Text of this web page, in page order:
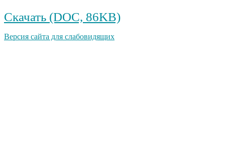
Скачать (DOC, 86KB)
Версия сайта для слабовидящих